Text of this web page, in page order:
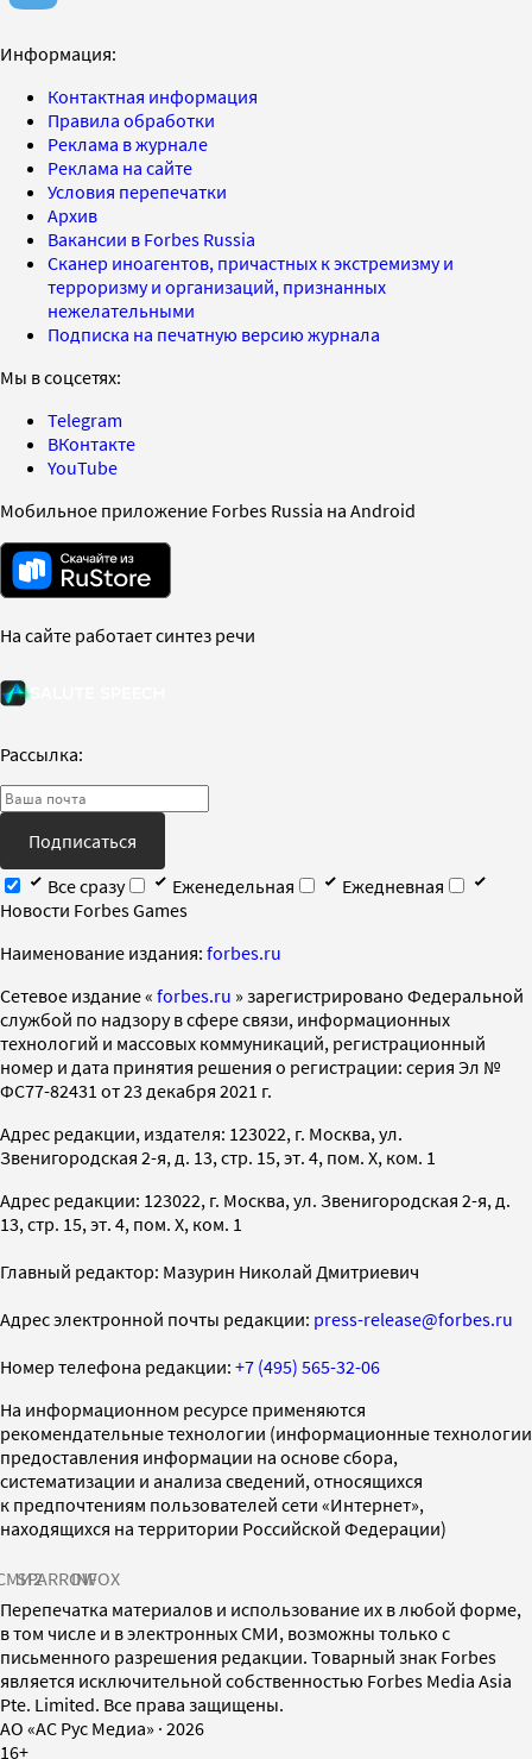
Информация:
Контактная информация
Правила обработки
Реклама в журнале
Реклама на сайте
Условия перепечатки
Архив
Вакансии в Forbes Russia
Сканер иноагентов, причастных к экстремизму и
терроризму и организаций, признанных
нежелательными
Подписка на печатную версию журнала
Мы в соцсетях:
Telegram
ВКонтакте
YouTube
Мобильное приложение Forbes Russia на Android
На сайте работает синтез речи
Рассылка:
Подписаться
Все сразу
Еженедельная
Ежедневная
Новости Forbes Games
Наименование издания: forbes.ru
Cетевое издание « forbes.ru » зарегистрировано Федеральной
службой по надзору в сфере связи, информационных
технологий и массовых коммуникаций, регистрационный
номер и дата принятия решения о регистрации: серия Эл №
ФС77-82431 от 23 декабря 2021 г.
Адрес редакции, издателя: 123022, г. Москва, ул.
Звенигородская 2-я, д. 13, стр. 15, эт. 4, пом. X, ком. 1
Адрес редакции: 123022, г. Москва, ул. Звенигородская 2-я, д.
13, стр. 15, эт. 4, пом. X, ком. 1
Главный редактор: Мазурин Николай Дмитриевич
Адрес электронной почты редакции: press-release@forbes.ru
Номер телефона редакции: +7 (495) 565-32-06
На информационном ресурсе применяются
рекомендательные технологии (информационные технологии
предоставления информации на основе сбора,
систематизации и анализа сведений, относящихся
к предпочтениям пользователей сети «Интернет»,
находящихся на территории Российской Федерации)
SPARROWINFOX
Перепечатка материалов и использование их в любой форме,
в том числе и в электронных СМИ, возможны только с
письменного разрешения редакции. Товарный знак Forbes
является исключительной собственностью Forbes Media Asia
Pte. Limited. Все права защищены.
AO «АС Рус Медиа» · 2026
16+